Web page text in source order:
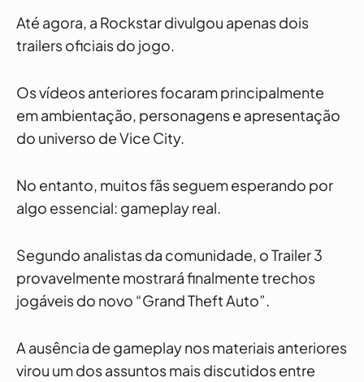
Até agora, a Rockstar divulgou apenas dois
trailers oficiais do jogo.
Os vídeos anteriores focaram principalmente
em ambientação, personagens e apresentação
do universo de Vice City.
No entanto, muitos fãs seguem esperando por
algo essencial: gameplay real.
Segundo analistas da comunidade, o Trailer 3
provavelmente mostrará finalmente trechos
jogáveis do novo “Grand Theft Auto”.
A ausência de gameplay nos materiais anteriores
virou um dos assuntos mais discutidos entre